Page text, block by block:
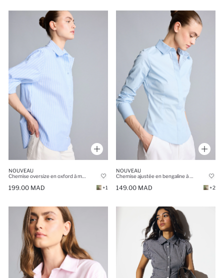
NOUVEAU
199.00 MAD +1
NOUVEAU
149.00 MAD +2